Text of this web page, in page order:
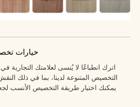
خيارات
اترك انطباعًا لا يُنسى لعلامتك
التخصيص المتنوعة لدينا، بما في ذلك
يمكنك اختيار طريقة التخصيص الأنسب